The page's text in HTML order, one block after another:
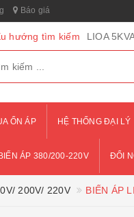
Báo giá
hướng tìm kiếm LIOA
ỔN ÁP HỆ THỐNG ĐẠI LÝ
BIẾN ÁP 380/200-220V ĐỔI
200V/ 220V BIẾN ÁP